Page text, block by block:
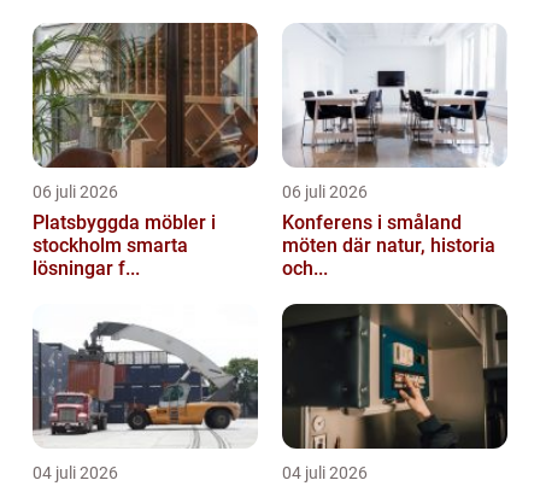
06 juli 2026
Platsbyggda möbler i
stockholm smarta
lösningar f...
06 juli 2026
Konferens i småland
möten där natur, historia
och...
04 juli 2026 04 juli 2026